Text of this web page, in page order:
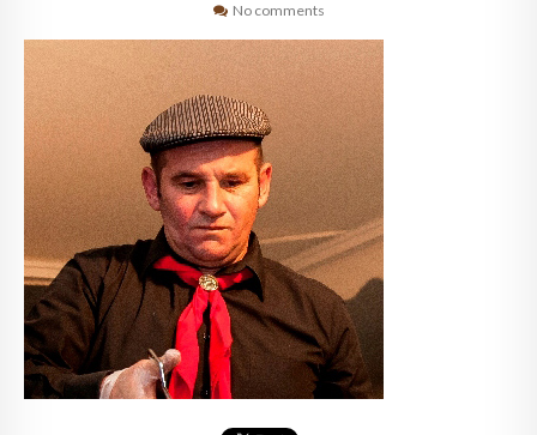
CLIENTES
GALERÍA
CONTACTO
No comments